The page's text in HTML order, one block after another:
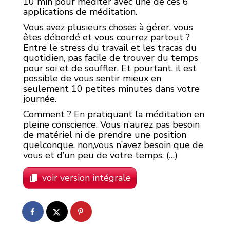
applications de méditation.
Vous avez plusieurs choses à gérer, vous
êtes débordé et vous courrez partout ?
Entre le stress du travail et les tracas du
quotidien, pas facile de trouver du temps
pour soi et de souffler. Et pourtant, il est
possible de vous sentir mieux en
seulement 10 petites minutes dans votre
journée.
Comment ? En pratiquant la méditation en
pleine conscience. Vous n’aurez pas besoin
de matériel ni de prendre une position
quelconque, non,vous n’avez besoin que de
vous et d’un peu de votre temps. (…)
voir version intégrale